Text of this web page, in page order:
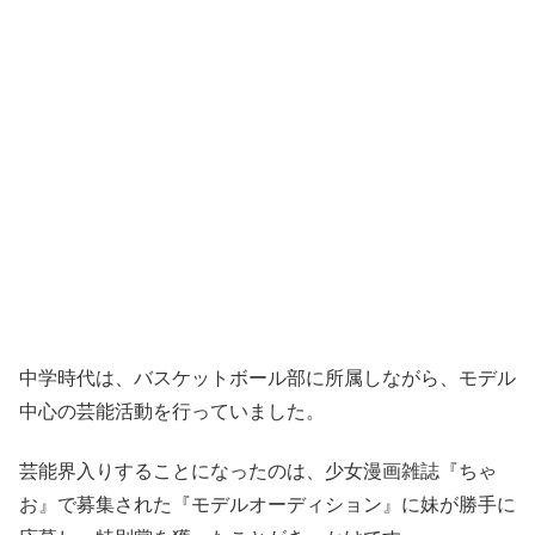
中学時代は、バスケットボール部に所属しながら、モデル
中心の芸能活動を行っていました。
芸能界入りすることになったのは、少女漫画雑誌『ちゃ
お』で募集された『モデルオーディション』に妹が勝手に